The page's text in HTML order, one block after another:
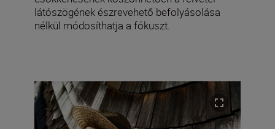
látószögének észrevehető befolyásolása
nélkül módosíthatja a fókuszt.